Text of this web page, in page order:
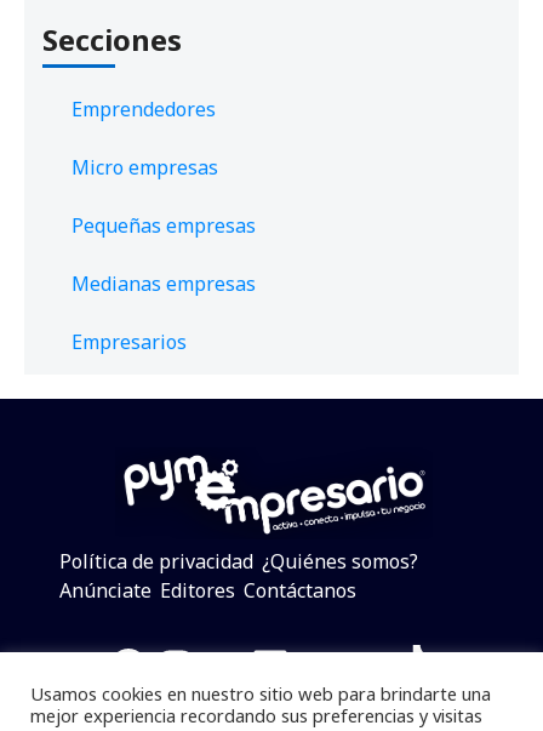
Secciones
Emprendedores
Micro empresas
Pequeñas empresas
Medianas empresas
Empresarios
Política de privacidad ¿Quiénes somos?
Anúnciate Editores Contáctanos
Facebook
Instagram
Twitter
LinkedIn
Telegram
YouTube
TikTok
Usamos cookies en nuestro sitio web para brindarte una
mejor experiencia recordando sus preferencias y visitas